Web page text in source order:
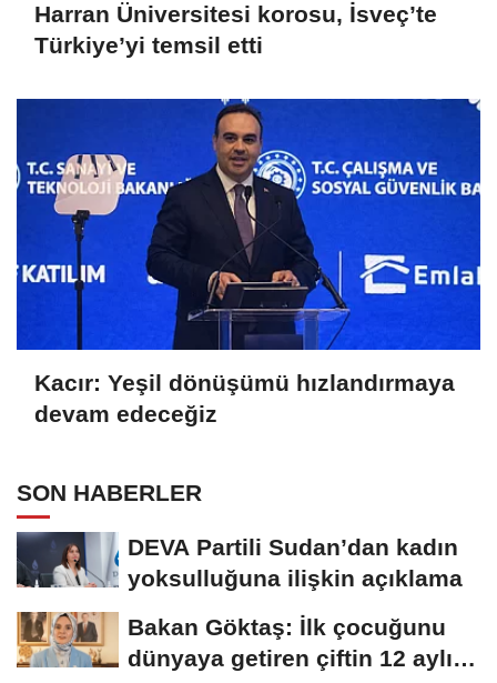
Harran Üniversitesi korosu, İsveç’te
Türkiye’yi temsil etti
Kacır: Yeşil dönüşümü hızlandırmaya
devam edeceğiz
SON HABERLER
DEVA Partili Sudan’dan kadın
yoksulluğuna ilişkin açıklama
Bakan Göktaş: İlk çocuğunu
dünyaya getiren çiftin 12 aylık